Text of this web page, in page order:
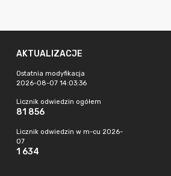
AKTUALIZACJE
Ostatnia modyfikacja
2026-08-07 14:03:36
Licznik odwiedzin ogółem
81 856
Licznik odwiedzin w m-cu 2026-
07
1 634